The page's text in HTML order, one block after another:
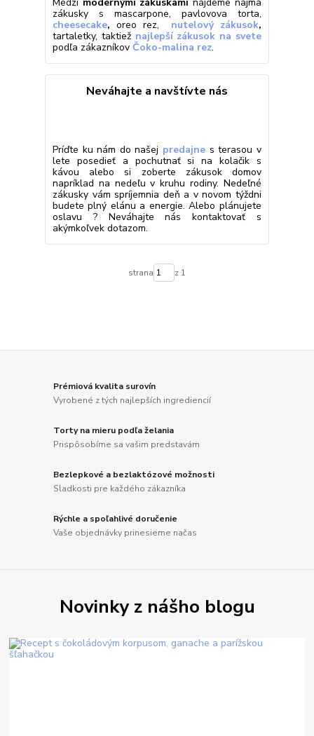
Medzi modernými zákuskami nájdeme najmä
zákusky s mascarpone, pavlovova torta,
cheesecake, oreo rez, nutelový zákusok,
tartaletky, taktiež najlepší zákusok na svete
podľa zákazníkov Čoko-malina rez.
Neváhajte a navštívte nás
Príďte ku nám do našej predajne s terasou v
lete posedieť a pochutnať si na kolačik s
kávou alebo si zoberte zákusok domov
napríklad na nedeľu v kruhu rodiny. Nedeľné
zákusky vám spríjemnia deň a v novom týždni
budete plný elánu a energie. Alebo plánujete
oslavu ? Neváhajte nás kontaktovať s
akýmkoľvek dotazom.
strana z 1
Prémiová kvalita surovín
Vyrobené z tých najlepších ingrediencií
Torty na mieru podľa želania
Prispôsobíme sa vašim predstavám
Bezlepkové a bezlaktózové možnosti
Sladkosti pre každého zákazníka
Rýchle a spoľahlivé doručenie
Vaše objednávky prinesieme načas
Novinky z nášho blogu